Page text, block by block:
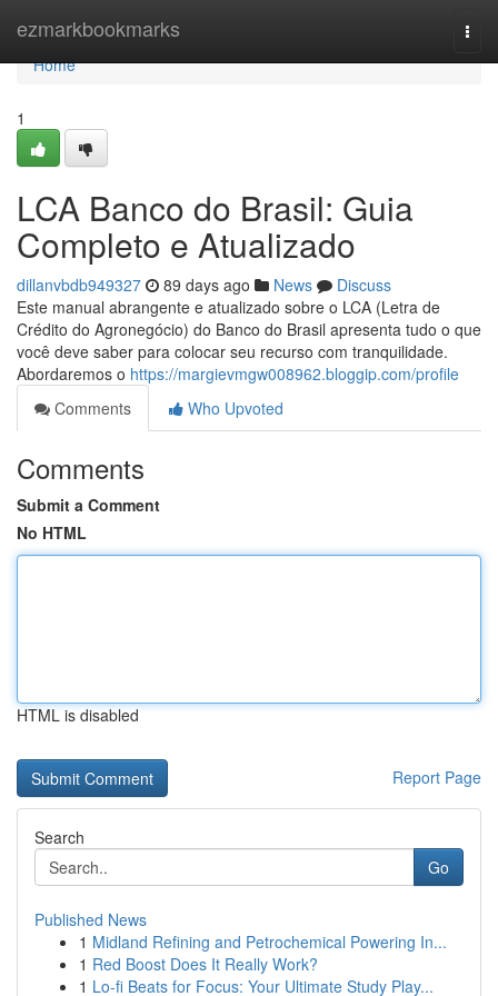
ezmarkbookmarks
Home
Home
1
LCA Banco do Brasil: Guia
Completo e Atualizado
dillanvbdb949327 89 days ago News
Discuss
Este manual abrangente e atualizado sobre o LCA (Letra de
Crédito do Agronegócio) do Banco do Brasil apresenta tudo o que
você deve saber para colocar seu recurso com tranquilidade.
Abordaremos o https://margievmgw008962.bloggip.com/profile
Comments
Who Upvoted
Comments
Submit a Comment
No HTML
HTML is disabled
Report Page
Search
Go
Published News
1 Midland Refining and Petrochemical Powering In...
1 Red Boost Does It Really Work?
1 Lo-fi Beats for Focus: Your Ultimate Study Play...